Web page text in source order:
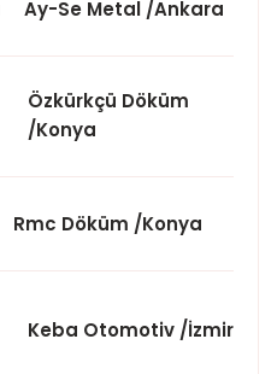
Ay-Se Metal /Ankara
Özkürkçü Döküm
/Konya
Rmc Döküm /Konya
Keba Otomotiv /İzmir